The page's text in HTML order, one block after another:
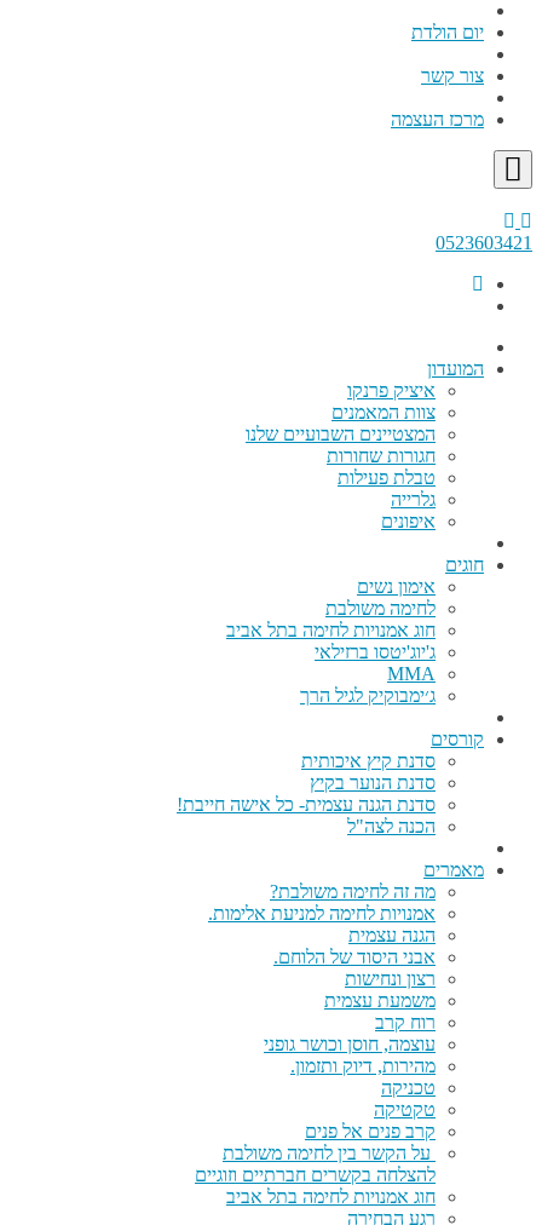
יום הולדת
צור קשר
מרכז העצמה
0523603421
המועדון
איציק פרנקו
צוות המאמנים
המצטיינים השבועיים שלנו
חגורות שחורות
טבלת פעילות
גלרייה
איפונים
חוגים
אימון נשים
לחימה משולבת
חוג אמנויות לחימה בתל אביב
ג'יוג'יטסו ברזילאי
MMA
ג׳ימבוקיק לגיל הרך
קורסים
סדנת קיץ איכותית
סדנת הנוער בקיץ
סדנת הגנה עצמית- כל אישה חייבת!
הכנה לצה"ל
מאמרים
מה זה לחימה משולבת?
אמנויות לחימה למניעת אלימות.
הגנה עצמית
אבני היסוד של הלוחם.
רצון ונחישות
משמעת עצמית
רוח קרב
עוצמה, חוסן וכושר גופני
מהירות, דיוק ותזמון.
טכניקה
טקטיקה
קרב פנים אל פנים
על הקשר בין לחימה משולבת
להצלחה בקשרים חברתיים וזוגיים
חוג אמנויות לחימה בתל אביב
רגע הבחירה